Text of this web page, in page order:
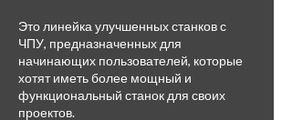
Это линейка улучшенных станков с
ЧПУ, предназначенных для
начинающих пользователей, которые
хотят иметь более мощный и
функциональный станок для своих
проектов.